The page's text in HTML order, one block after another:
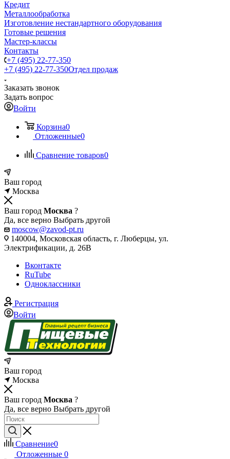
Кредит
Металлообработка
Изготовление нестандартного оборудования
Готовые решения
Мастер-классы
Контакты
+7 (495) 22-77-350
+7 (495) 22-77-350Отдел продаж
Заказать звонок
Задать вопрос
Войти
Корзина0
Отложенные0
Сравнение товаров0
Ваш город
Москва
Ваш город Москва ?
Да, все верно Выбрать другой
moscow@zavod-pt.ru
140004, Московская область, г. Люберцы, ул.
Электрификации, д. 26В
Вконтакте
RuTube
Одноклассники
Регистрация
Войти
Ваш город
Москва
Ваш город Москва ?
Да, все верно Выбрать другой
Сравнение0
Отложенные 0